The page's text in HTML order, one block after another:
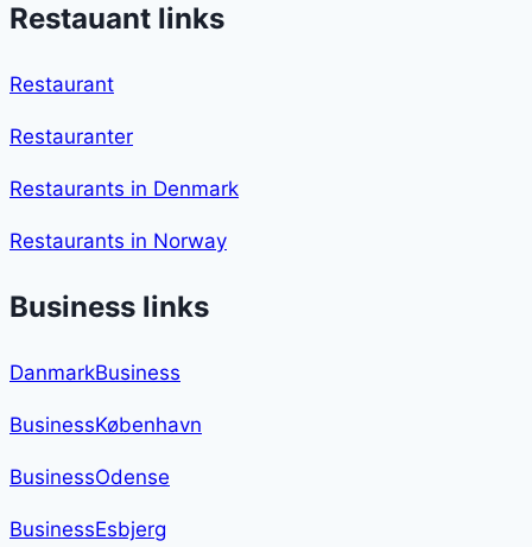
Restauant links
Restaurant
Restauranter
Restaurants in Denmark
Restaurants in Norway
Business links
DanmarkBusiness
BusinessKøbenhavn
BusinessOdense
BusinessEsbjerg